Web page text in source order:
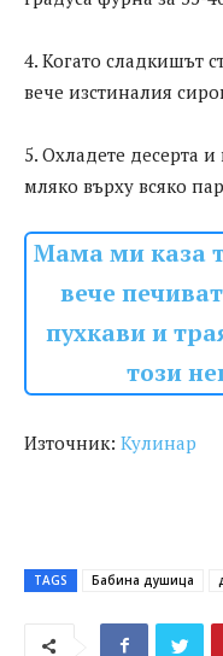
4. Когато сладкишът
вече изстиналия
5. Охладете десерта
мляко върху всяко
Мама ми каза
вече
пухкави и
този
Източник: Кулинар
TAGS Бабина душица